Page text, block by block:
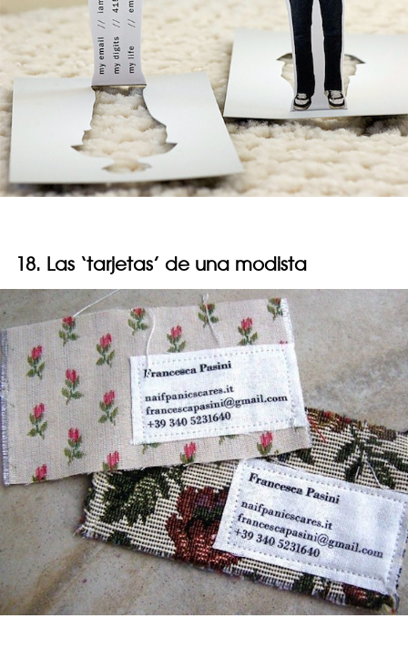
18. Las ‘tarjetas’ de una modista